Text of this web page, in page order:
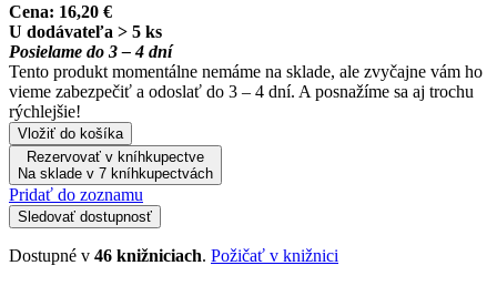
Cena: 16,20 €
U dodávateľa > 5 ks
Posielame do 3 – 4 dní
Tento produkt momentálne nemáme na sklade, ale zvyčajne vám ho
vieme zabezpečiť a odoslať do 3 – 4 dní. A posnažíme sa aj trochu
rýchlejšie!
Vložiť do košíka
Rezervovať v kníhkupectve
Na sklade v 7 kníhkupectvách
Pridať do zoznamu
Sledovať dostupnosť
Dostupné v 46 knižniciach. Požičať v knižnici